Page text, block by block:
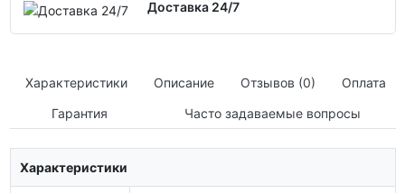
Доставка 24/7
Характеристики Описание Отзывов (0)
Оплата
Гарантия
Часто задаваемые вопросы
Характеристики